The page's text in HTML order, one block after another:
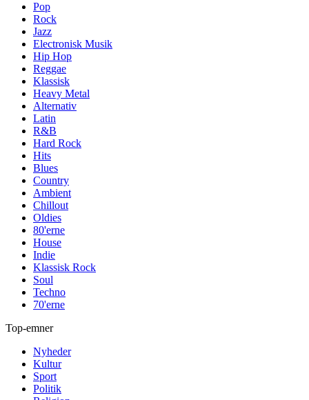
Pop
Rock
Jazz
Electronisk Musik
Hip Hop
Reggae
Klassisk
Heavy Metal
Alternativ
Latin
R&B
Hard Rock
Hits
Blues
Country
Ambient
Chillout
Oldies
80'erne
House
Indie
Klassisk Rock
Soul
Techno
70'erne
Top-emner
Nyheder
Kultur
Sport
Politik